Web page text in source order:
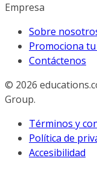
Empresa
Sobre
Promociona
Contáctenos
© 2026
Group.
Términos y
Política de
Accesibilidad